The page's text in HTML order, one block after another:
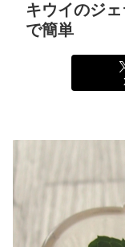
キウイのジ
で簡単